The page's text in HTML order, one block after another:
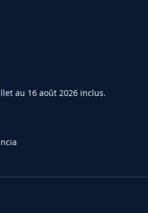
au 16 août 2026 inclus.